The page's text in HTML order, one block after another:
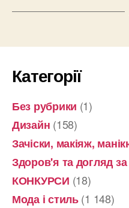
Категорії
Без рубрики (1)
Дизайн (158)
Зачіски, макіяж,
Здоров'я та догляд
КОНКУРСИ (18)
Мода і стиль(1 148)